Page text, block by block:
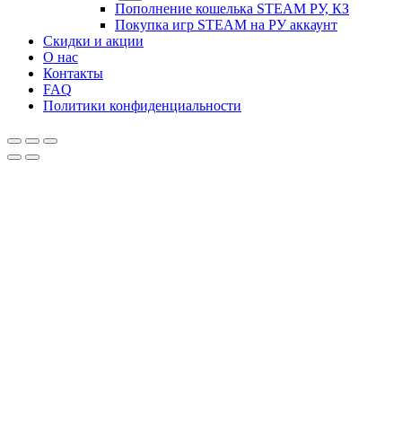
Пополнение кошелька STEAM РУ, КЗ
Покупка игр STEAM на РУ аккаунт
Скидки и акции
О нас
Контакты
FAQ
Политики конфиденциальности